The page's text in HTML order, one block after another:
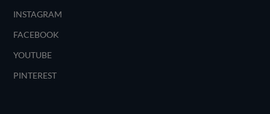
INSTAGRAM
FACEBOOK
YOUTUBE
PINTEREST